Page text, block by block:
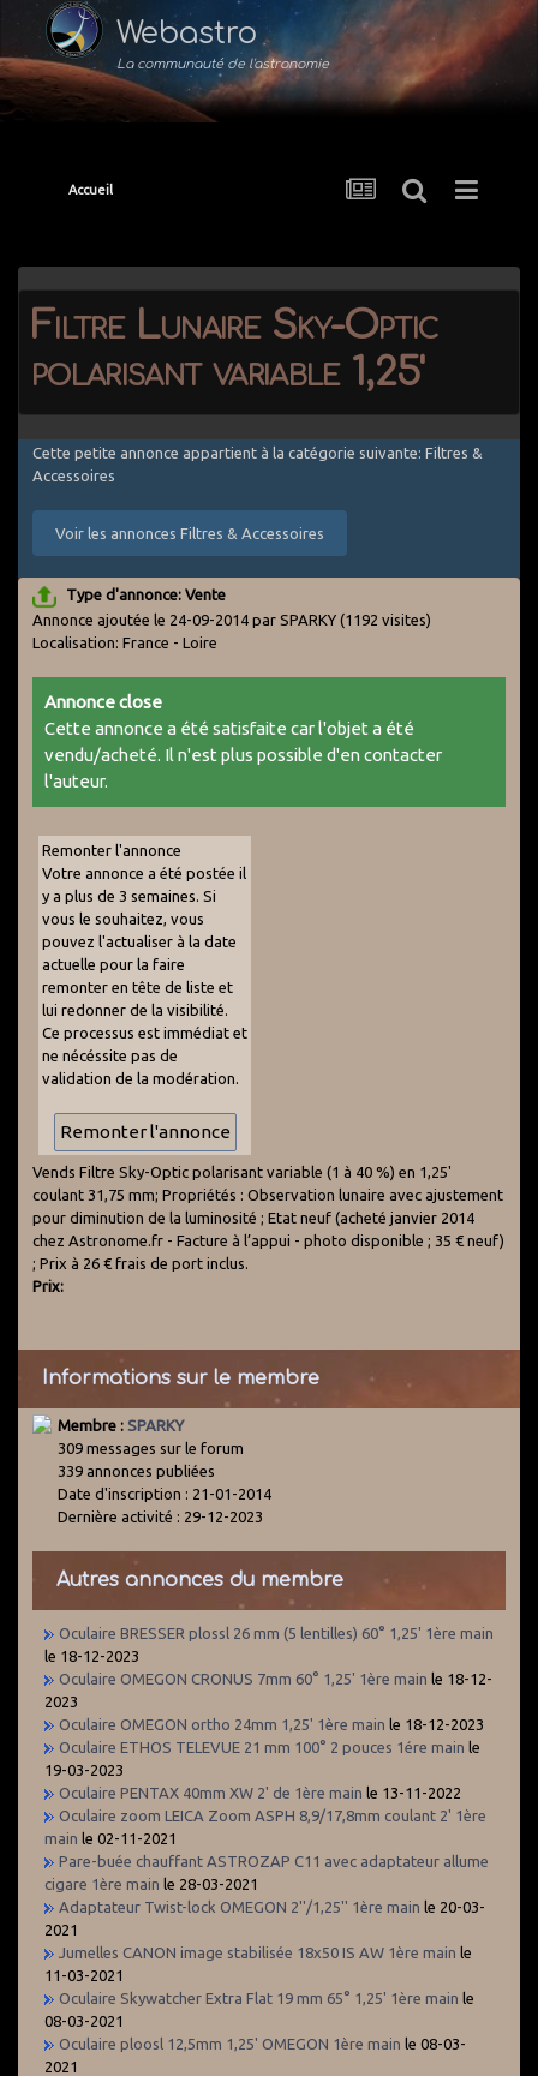
Webastro
La communauté de l'astronomie
Accueil
Filtre Lunaire Sky-Optic
polarisant variable 1,25'
Cette petite annonce appartient à la catégorie suivante: Filtres &
Accessoires
Voir les annonces Filtres & Accessoires
Type d'annonce: Vente
Annonce ajoutée le 24-09-2014 par SPARKY (1192 visites)
Localisation: France - Loire
Annonce close
Cette annonce a été satisfaite car l'objet a été
vendu/acheté. Il n'est plus possible d'en contacter
l'auteur.
Remonter l'annonce
Votre annonce a été postée il
y a plus de 3 semaines. Si
vous le souhaitez, vous
pouvez l'actualiser à la date
actuelle pour la faire
remonter en tête de liste et
lui redonner de la visibilité.
Ce processus est immédiat et
ne nécéssite pas de
validation de la modération.
Vends Filtre Sky-Optic polarisant variable (1 à 40 %) en 1,25'
coulant 31,75 mm; Propriétés : Observation lunaire avec ajustement
pour diminution de la luminosité ; Etat neuf (acheté janvier 2014
chez Astronome.fr - Facture à l’appui - photo disponible ; 35 € neuf)
; Prix à 26 € frais de port inclus.
Prix:
Informations sur le membre
Membre : SPARKY
309 messages sur le forum
339 annonces publiées
Date d'inscription : 21-01-2014
Dernière activité : 29-12-2023
Autres annonces du membre
Oculaire BRESSER plossl 26 mm (5 lentilles) 60° 1,25' 1ère main
le 18-12-2023
Oculaire OMEGON CRONUS 7mm 60° 1,25' 1ère main le 18-12-
2023
Oculaire OMEGON ortho 24mm 1,25' 1ère main le 18-12-2023
Oculaire ETHOS TELEVUE 21 mm 100° 2 pouces 1ére main le
19-03-2023
Oculaire PENTAX 40mm XW 2' de 1ère main le 13-11-2022
Oculaire zoom LEICA Zoom ASPH 8,9/17,8mm coulant 2' 1ère
main le 02-11-2021
Pare-buée chauffant ASTROZAP C11 avec adaptateur allume
cigare 1ère main le 28-03-2021
Adaptateur Twist-lock OMEGON 2''/1,25'' 1ère main le 20-03-
2021
Jumelles CANON image stabilisée 18x50 IS AW 1ère main le
11-03-2021
Oculaire Skywatcher Extra Flat 19 mm 65° 1,25' 1ère main le
08-03-2021
Oculaire ploosl 12,5mm 1,25' OMEGON 1ère main le 08-03-
2021